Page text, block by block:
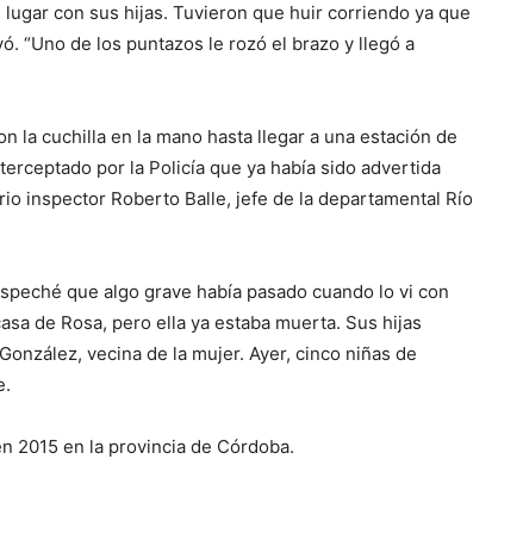
con sus hijas. Tuvieron que huir corriendo ya que
“Uno de los puntazos le rozó el brazo y llegó a
la cuchilla en la mano hasta llegar a una estación de
por la Policía que ya había sido advertida
inspector Roberto Balle, jefe de la departamental Río
que algo grave había pasado cuando lo vi con
de Rosa, pero ella ya estaba muerta. Sus hijas
vecina de la mujer. Ayer, cinco niñas de
2015 en la provincia de Córdoba.